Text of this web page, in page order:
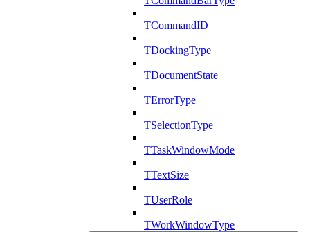
TCommandID
TDockingType
TDocumentState
TErrorType
TSelectionType
TTaskWindowMode
TTextSize
TUserRole
TWorkWindowType